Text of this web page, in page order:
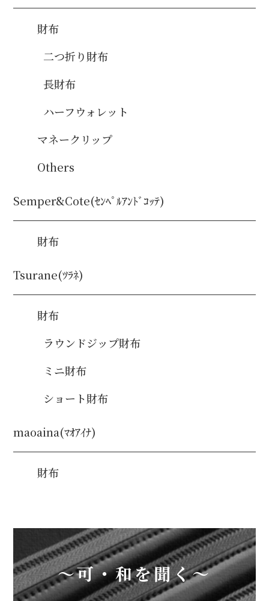
財布
二つ折り財布
長財布
ハーフウォレット
マネークリップ
Others
Semper&Cote(ｾﾝﾍﾟﾙｱﾝﾄﾞｺｯﾃ)
財布
Tsurane(ﾂﾗﾈ)
財布
ラウンドジップ財布
ミニ財布
ショート財布
maoaina(ﾏｵｱｲﾅ)
財布
～可・和を聞く～